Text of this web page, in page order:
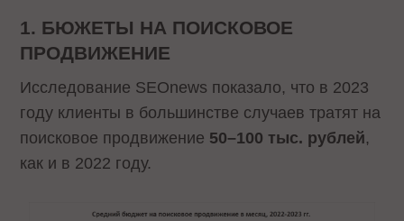
1. БЮЖЕТЫ НА ПОИСКОВОЕ
ПРОДВИЖЕНИЕ
Исследование SEOnews показало, что в 2023
году клиенты в большинстве случаев тратят на
поисковое продвижение 50–100 тыс. рублей,
как и в 2022 году.